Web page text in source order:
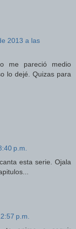
2013 a las
me pareció medio
lo dejé. Quizas para
p.m.
esta serie. Ojala
p.m.